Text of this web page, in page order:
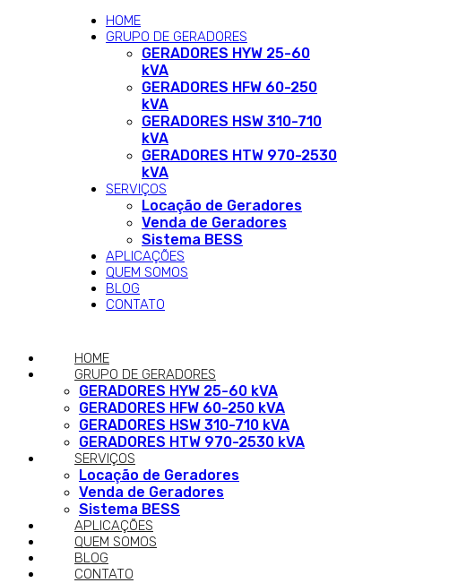
HOME
GRUPO DE GERADORES
GERADORES HYW 25-60
kVA
GERADORES HFW 60-250
kVA
GERADORES HSW 310-710
kVA
GERADORES HTW 970-2530
kVA
SERVIÇOS
Locação de Geradores
Venda de Geradores
Sistema BESS
APLICAÇÕES
QUEM SOMOS
BLOG
CONTATO
HOME
GRUPO DE GERADORES
GERADORES HYW 25-60 kVA
GERADORES HFW 60-250 kVA
GERADORES HSW 310-710 kVA
GERADORES HTW 970-2530 kVA
SERVIÇOS
Locação de Geradores
Venda de Geradores
Sistema BESS
APLICAÇÕES
QUEM SOMOS
BLOG
CONTATO